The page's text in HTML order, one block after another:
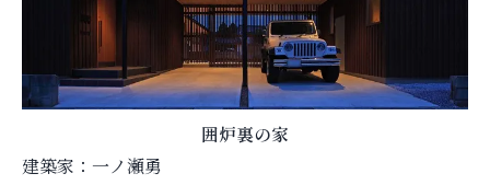
囲炉裏の家
建築家：一ノ瀬勇